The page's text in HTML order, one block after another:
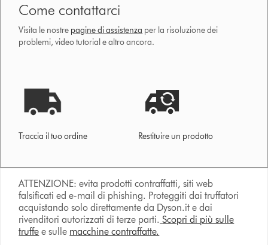
Come contattarci
Visita le nostre pagine di assistenza per la risoluzione dei
problemi, video tutorial e altro ancora.
Traccia il tuo ordine Restituire un prodotto
ATTENZIONE: evita prodotti contraffatti, siti web
falsificati ed e-mail di phishing. Proteggiti dai truffatori
acquistando solo direttamente da Dyson.it e dai
rivenditori autorizzati di terze parti. Scopri di più sulle
truffe e sulle macchine contraffatte.